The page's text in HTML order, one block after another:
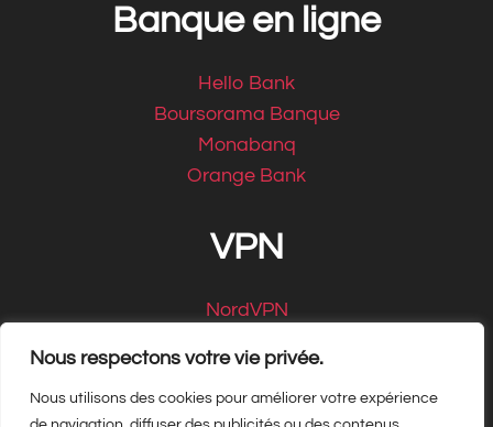
Nous respectons votre vie privée.
Nous utilisons des cookies pour améliorer votre expérience
Banque en ligne
Hello Bank
Boursorama Banque
Monabanq
Orange Bank
VPN
NordVPN